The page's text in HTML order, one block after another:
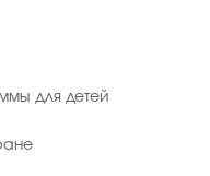
для детей